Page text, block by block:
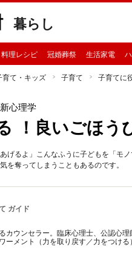
暮らし
料理レシピ 冠婚葬祭 生活家電
育て・キッズ 子育て 子育てに
心理学
！良いごほう
げるよ」こんなふうに子どもを「
を奪ってしまうこともあるのです。
ガイド
カウンセラー。臨床心理士、公認心
ーメント（力を取り戻す／力をつける